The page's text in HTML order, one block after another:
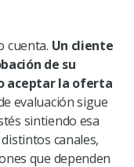
cuenta. Un cliente
de su
aceptar la oferta
evaluación sigue
sintiendo esa
canales,
que dependen